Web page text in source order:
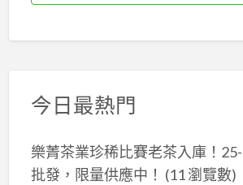
今日最熱門
樂菁茶業珍稀比賽老茶入庫！
批發，限量供應中！ (11 瀏覽數)